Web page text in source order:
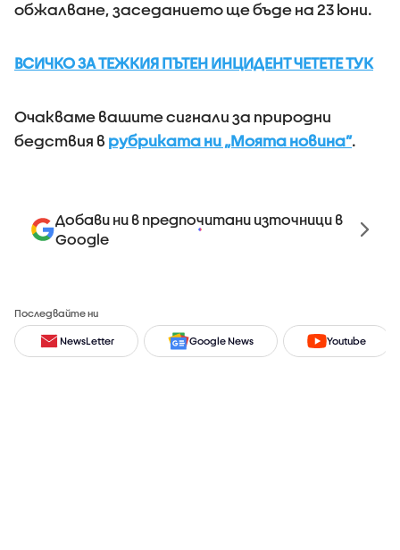
обжалване, заседанието ще бъде на 23 юни.
ВСИЧКО ЗА ТЕЖКИЯ ПЪТЕН ИНЦИДЕНТ ЧЕТЕТЕ ТУК
Очакваме вашите сигнали за природни
бедствия в рубриката ни „Моята новина”.
Добави ни в предпочитани източници в
Google
Последвайте ни
NewsLetter Google News Youtube